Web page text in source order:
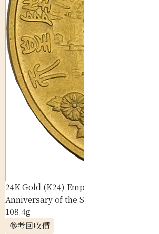
24K Gold (K24) Emperor’s
Anniversary of the Showa Era
108.4g
參考回收價